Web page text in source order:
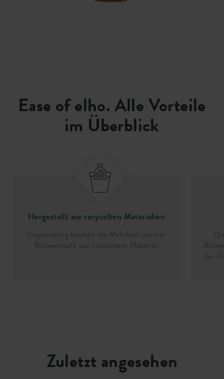
Ease of elho. Alle Vorteile
im Überblick
Hergestellt aus recycelten Materialien
Gegenwärtig besteht die Mehrheit unserer
Blumentöpfe aus recyceltem Material.
der
Zuletzt angesehen